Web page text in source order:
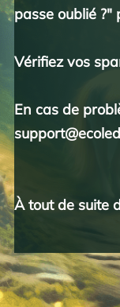
passe oublié ?"
Vérifiez vos
En cas de
À tout de suite